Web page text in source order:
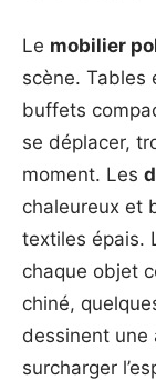
Le mobilier
scène. Tables
buffets
se déplacer,
moment. Les
chaleureux et
textiles épais.
chaque objet
chiné,
dessinent une
surcharger